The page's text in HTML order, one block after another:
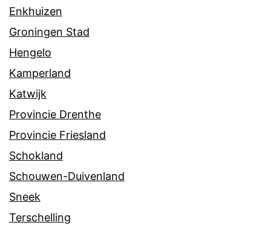
Enkhuizen
Groningen Stad
Hengelo
Kamperland
Katwijk
Provincie Drenthe
Provincie Friesland
Schokland
Schouwen-Duivenland
Sneek
Terschelling